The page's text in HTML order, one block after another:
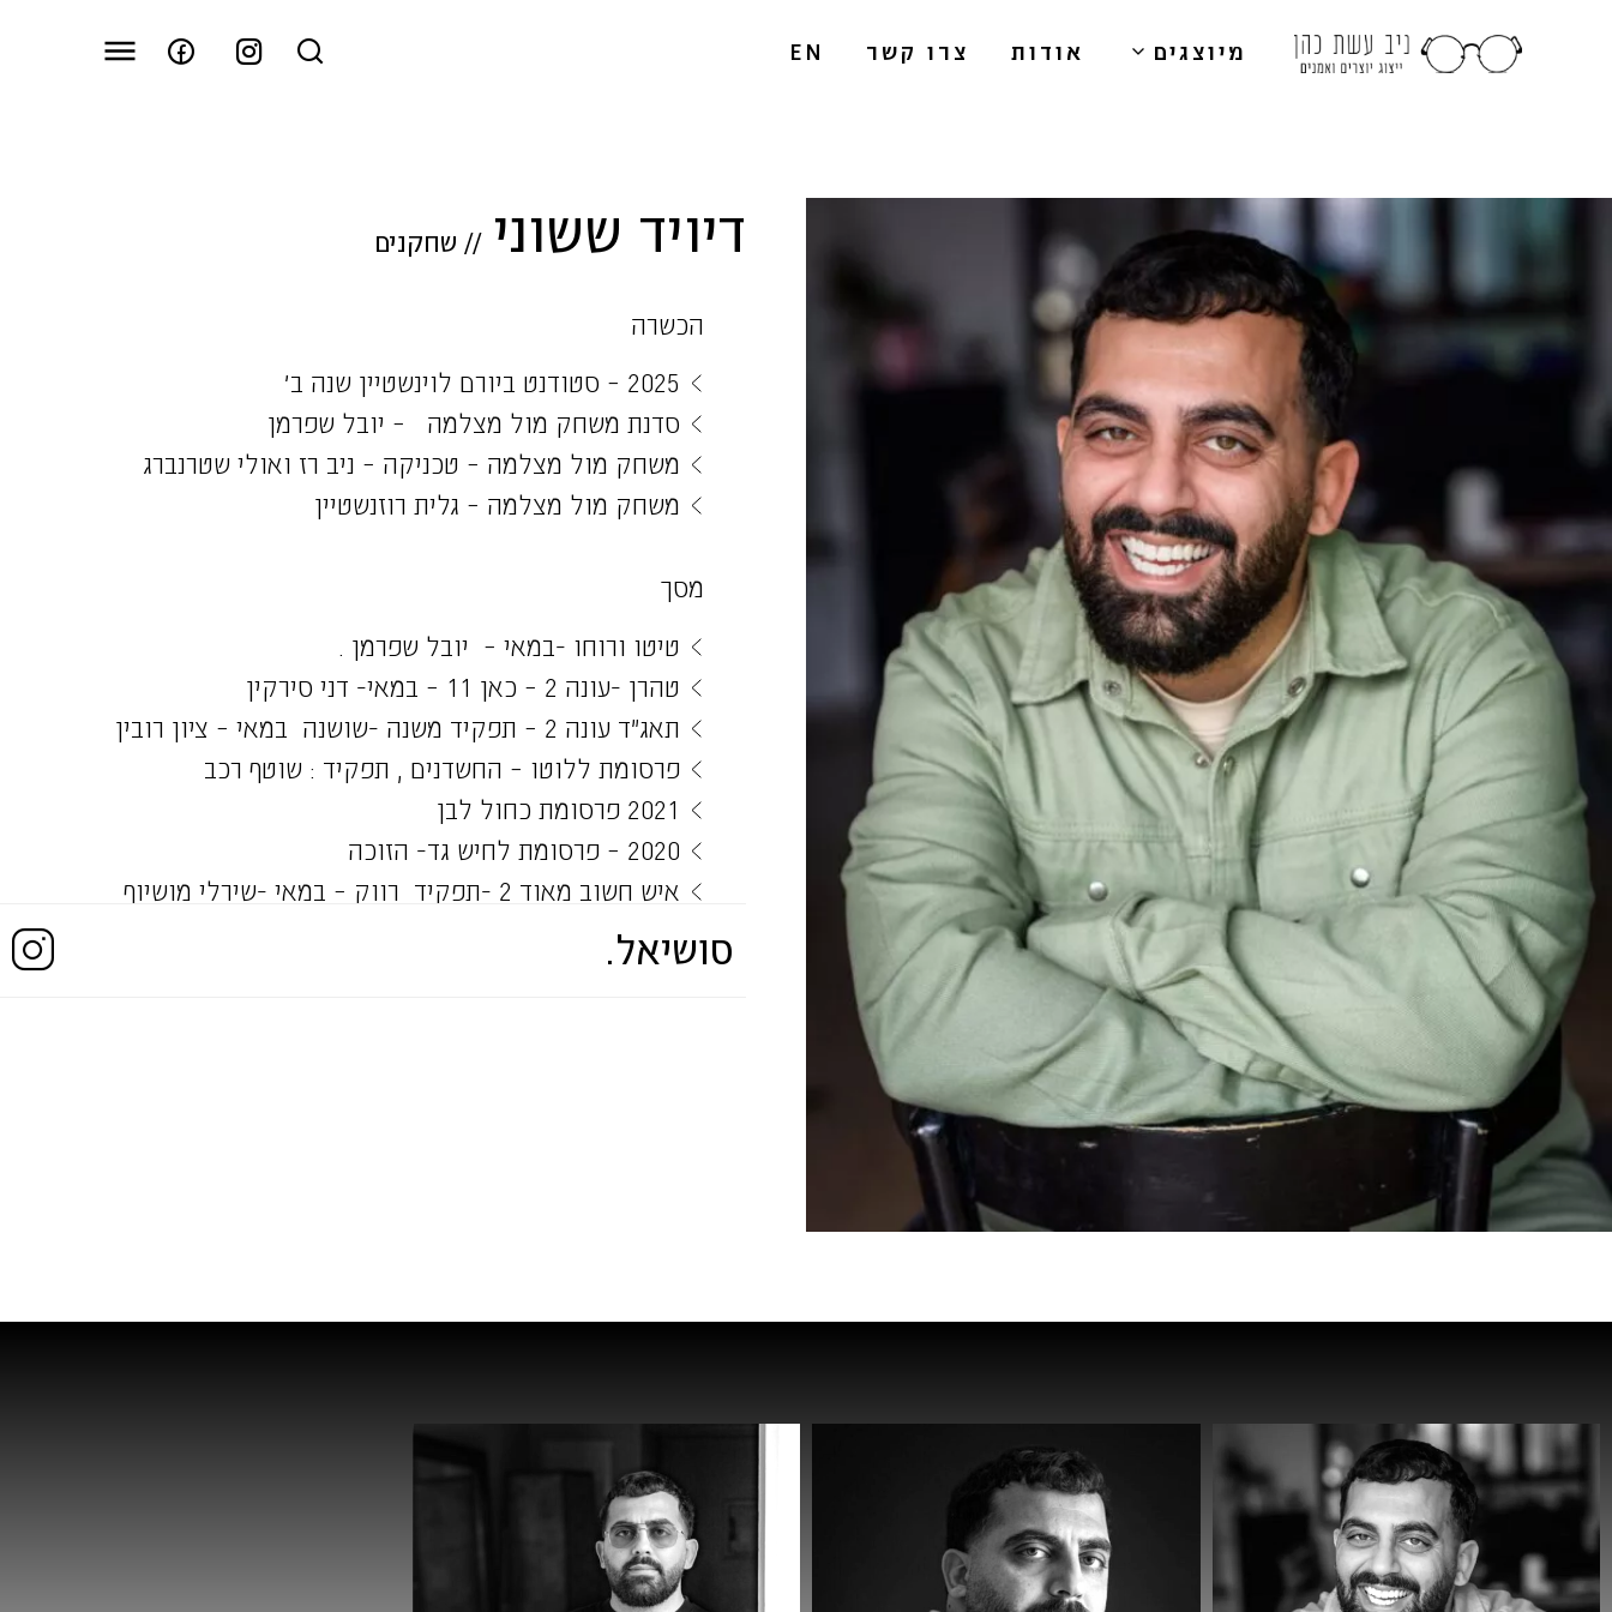
מיוצגים אודות צרו קשר EN
דיויד ששוני // שחקנים
הכשרה
2025 – סטודנט ביורם לוינשטיין שנה ב׳
סדנת משחק מול מצלמה – יובל שפרמן
משחק מול מצלמה – טכניקה – ניב רז ואולי שטרנברג
משחק מול מצלמה – גלית רוזנשטיין
מסך
טיטו ורוחו -במאי – יובל שפרמן .
טהרן -עונה 2 – כאן 11 – במאי- דני סירקין
תאג"ד עונה 2 – תפקיד משנה -שושנה במאי – ציון רובין
פרסומת ללוטו – החשדנים , תפקיד : שוטף רכב
2021 פרסומת כחול לבן
2020 – פרסומת לחיש גד- הזוכה
איש חשוב מאוד 2 -תפקיד רווק – במאי -שירלי מושיוף
רנן קריוקי – סרט סטודנטים שנה ד' אוניברסיטת תל אביב – במאי :
אביתר מונצ'ז – זכה בפרס התסריט בפסטיבל לונדון 2018
סושיאל.